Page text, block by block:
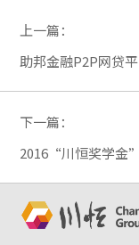
上一篇：
助邦金融P2P网贷
下一篇：
2016“川恒奖学金